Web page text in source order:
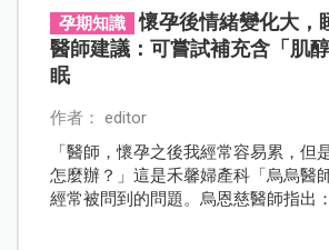
現倦怠、嗜睡、情緒煩躁、難以專心
狀。這種情況對個體的學習、工作和
影響。
孕期知識
懷孕後情緒變化大，
醫師建議：可嘗試補充含「肌
眠
作者： editor
「醫師，懷孕之後我經常容易累，但
怎麼辦？」這是禾馨婦產科「烏烏醫
經常被問到的問題。烏恩慈醫師指出